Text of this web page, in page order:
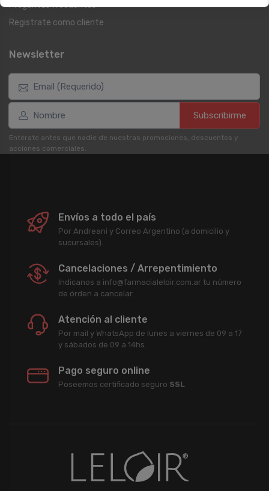
Preguntas frecuentes
Registrate como cliente
Newsletter
Subscribirme
Enterate antes que nadie de nuestras promociones, descuentos y
acciones comerciales.
Envíos a todo el país
Por Andreani y Correo Argentino (a domicilio y
sucursales).
Cancelaciones / Arrepentimiento
Indicanos a info@farmacialeloir.com.ar tu número
de órden a cancelar.
Atención al cliente
Por mail y WhatsApp de lunes a viernes de 09 a 17
y sábados de 09 a 14hs.
Pago seguro online
Poseemos certificado seguro SSL